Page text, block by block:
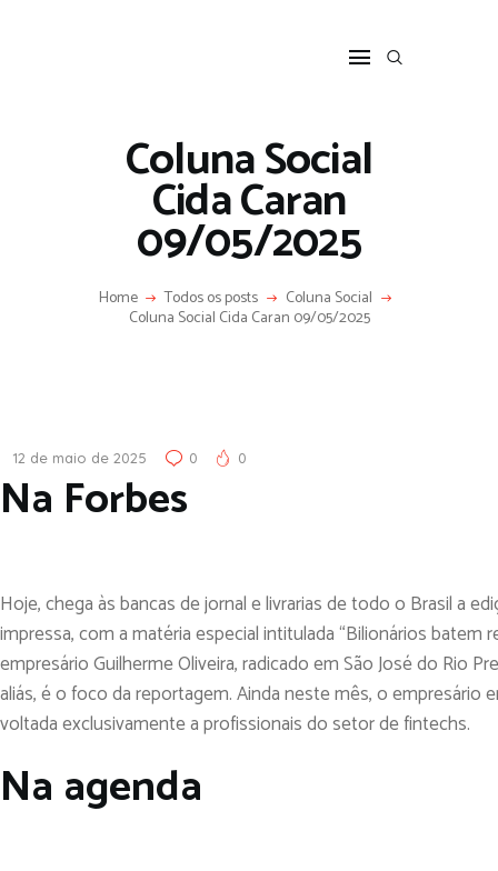
Coluna Social
Cida Caran
09/05/2025
Home Todos os posts Coluna Social
Coluna Social Cida Caran 09/05/2025
PROGRAMA CIDA CARAN
12 de maio de 2025 0 0
Na Forbes
Hoje, chega às bancas de jornal e livrarias de todo o Brasil a
impressa, com a matéria especial intitulada “Bilionários batem
empresário Guilherme Oliveira, radicado em São José do Rio
aliás, é o foco da reportagem. Ainda neste mês, o empresário
voltada exclusivamente a profissionais do setor de fintechs.
Na agenda